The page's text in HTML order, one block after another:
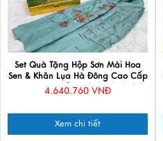
Set Quà Tặng Hộp Sơn Mài Hoa
Sen & Khăn Lụa Hà Đông Cao Cấp
- Quà tặng Đối tác/ Khách du lịch
4.640.760 VNĐ
Xem chi tiết